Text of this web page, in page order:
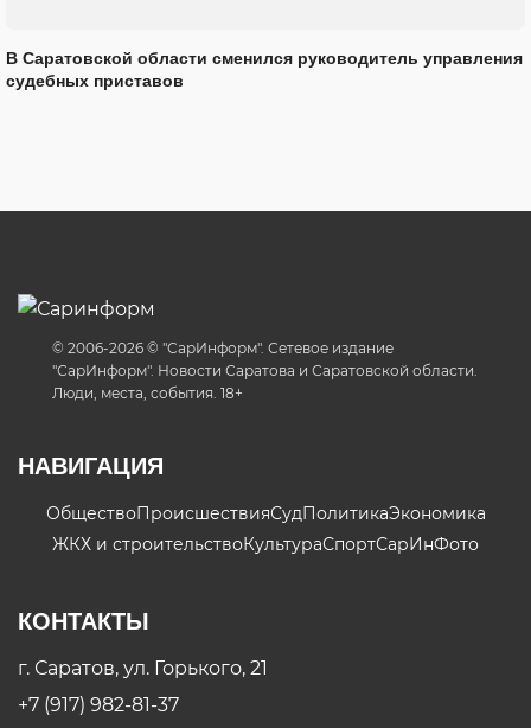
В Саратовской области сменился руководитель управления
судебных приставов
© 2006-2026 © "СарИнформ". Сетевое издание
"СарИнформ". Новости Саратова и Саратовской области.
Люди, места, события. 18+
НАВИГАЦИЯ
ОбществоПроисшествияСудПолитикаЭкономика
ЖКХ и строительствоКультураСпортСарИнФото
КОНТАКТЫ
г. Саратов, ул. Горького, 21
+7 (917) 982-81-37